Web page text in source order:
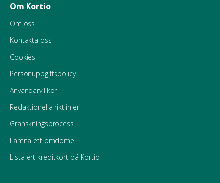
Om Kortio
Om oss
Kontakta oss
Cookies
Personuppgiftspolicy
Användarvillkor
Redaktionella riktlinjer
Granskningsprocess
Lämna ett omdöme
Lista ert kreditkort på Kortio